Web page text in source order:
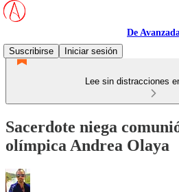
De
Suscribirse
Iniciar sesión
Lee sin distracciones
Sacerdote niega
olímpica Andrea Olaya